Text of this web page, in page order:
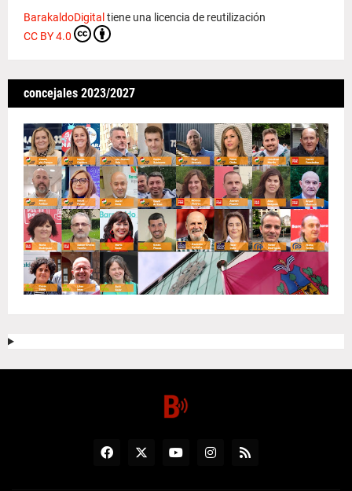
BarakaldoDigital tiene una licencia de reutilización
CC BY 4.0
concejales 2023/2027